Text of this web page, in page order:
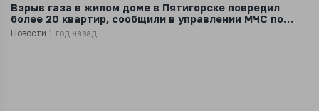
Взрыв газа в жилом доме в Пятигорске повредил
более 20 квартир, сообщили в управлении МЧС по
Ставропольскому краю
Новости 1 год назад